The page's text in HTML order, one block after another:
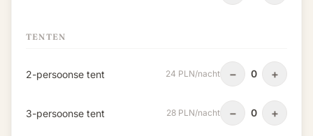
TENTEN
2-persoonse tent 24 PLN/nacht − 0 +
3-persoonse tent 28 PLN/nacht − 0 +